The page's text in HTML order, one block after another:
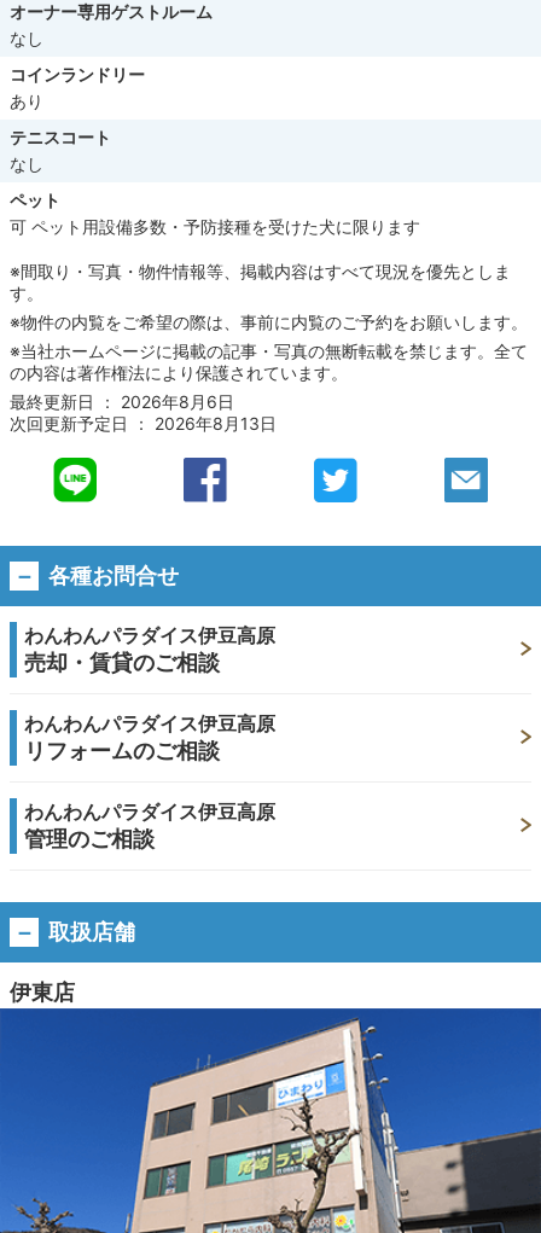
オーナー専用ゲストルーム
なし
コインランドリー
あり
テニスコート
なし
ペット
可 ペット用設備多数・予防接種を受けた犬に限ります
※間取り・写真・物件情報等、掲載内容はすべて現況を優先としま
す。
※物件の内覧をご希望の際は、事前に内覧のご予約をお願いします。
※当社ホームページに掲載の記事・写真の無断転載を禁じます。全て
の内容は著作権法により保護されています。
最終更新日 ： 2026年8月6日
次回更新予定日 ： 2026年8月13日
各種お問合せ
わんわんパラダイス伊豆高原
売却・賃貸のご相談
わんわんパラダイス伊豆高原
リフォームのご相談
わんわんパラダイス伊豆高原
管理のご相談
取扱店舗
伊東店